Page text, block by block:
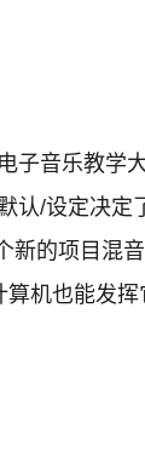
子音乐教学
认/设定决定
新的项目混
机也能发